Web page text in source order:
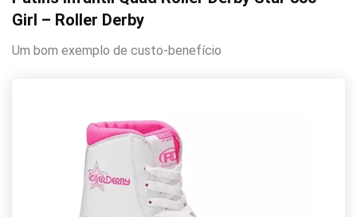
Girl – Roller Derby
Um bom exemplo de custo-benefício